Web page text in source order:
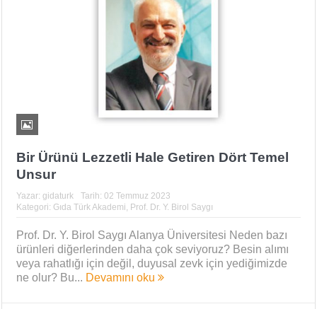
Bir Ürünü Lezzetli Hale Getiren Dört Temel
Unsur
Yazar: gidaturk Tarih: 02 Temmuz 2023
Kategori: Gıda Türk Akademi Prof. Dr. Y. Birol Saygı
Prof. Dr. Y. Birol Saygı Alanya Üniversitesi Neden bazı
ürünleri diğerlerinden daha çok seviyoruz? Besin alımı
veya rahatlığı için değil, duyusal zevk için yediğimizde
ne olur? Bu... Devamını oku